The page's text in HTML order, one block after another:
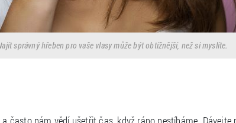
správný hřeben pro vaše vlasy může být obtížnější, než si myslíte.